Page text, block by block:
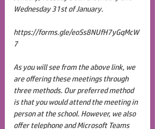
Wednesday 31st of January.
https://forms.gle/eoSs8NUfH7yGqMcW
7
As you will see from the above link, we
are offering these meetings through
three methods. Our preferred method
is that you would attend the meeting in
person at the school. However, we also
offer telephone and Microsoft Teams